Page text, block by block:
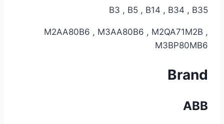
B3 , B5 , B14 , B34 , B35
M2AA80B6 , M3AA80B6 , M2QA71M2B ,
M3BP80MB6
Brand
ABB